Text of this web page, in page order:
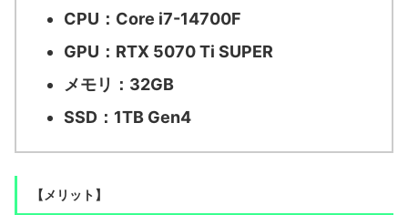
CPU：Core i7-14700F
GPU：RTX 5070 Ti SUPER
メモリ：32GB
SSD：1TB Gen4
【メリット】